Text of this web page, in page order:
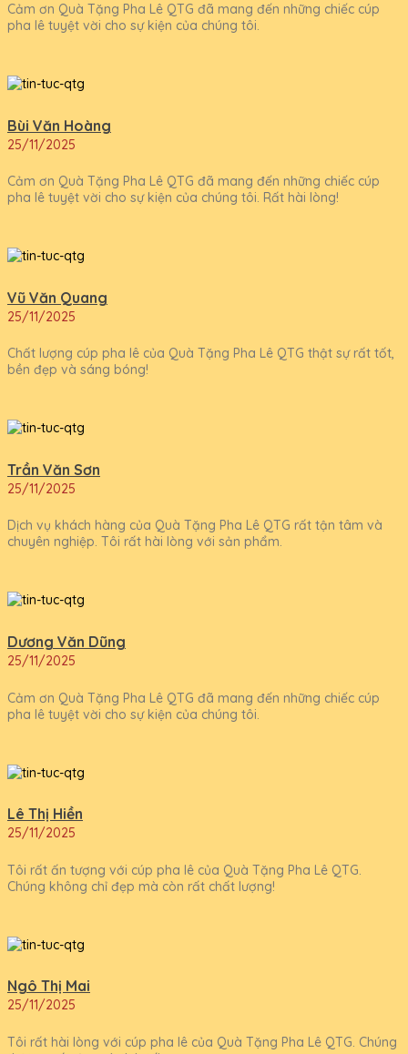
Cảm ơn Quà Tặng Pha Lê QTG đã mang đến những chiếc cúp
pha lê tuyệt vời cho sự kiện của chúng tôi.
Bùi Văn Hoàng
25/11/2025
Cảm ơn Quà Tặng Pha Lê QTG đã mang đến những chiếc cúp
pha lê tuyệt vời cho sự kiện của chúng tôi. Rất hài lòng!
Vũ Văn Quang
25/11/2025
Chất lượng cúp pha lê của Quà Tặng Pha Lê QTG thật sự rất tốt,
bền đẹp và sáng bóng!
Trần Văn Sơn
25/11/2025
Dịch vụ khách hàng của Quà Tặng Pha Lê QTG rất tận tâm và
chuyên nghiệp. Tôi rất hài lòng với sản phẩm.
Dương Văn Dũng
25/11/2025
Cảm ơn Quà Tặng Pha Lê QTG đã mang đến những chiếc cúp
pha lê tuyệt vời cho sự kiện của chúng tôi.
Lê Thị Hiền
25/11/2025
Tôi rất ấn tượng với cúp pha lê của Quà Tặng Pha Lê QTG.
Chúng không chỉ đẹp mà còn rất chất lượng!
Ngô Thị Mai
25/11/2025
Tôi rất hài lòng với cúp pha lê của Quà Tặng Pha Lê QTG. Chúng